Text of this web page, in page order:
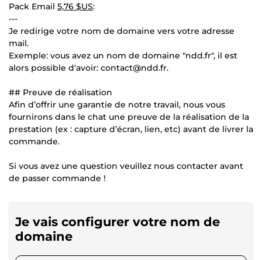
Pack Email 5,76 $US:
---
Je redirige votre nom de domaine vers votre adresse
mail.
Exemple: vous avez un nom de domaine "ndd.fr", il est
alors possible d'avoir: contact@ndd.fr.
## Preuve de réalisation
Afin d’offrir une garantie de notre travail, nous vous
fournirons dans le chat une preuve de la réalisation de la
prestation (ex : capture d’écran, lien, etc) avant de livrer la
commande.
Si vous avez une question veuillez nous contacter avant
de passer commande !
Je vais configurer votre nom de
domaine